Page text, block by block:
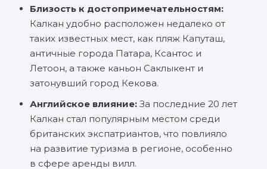
Близость к достопримечательностям:
Калкан удобно расположен недалеко от
таких известных мест, как пляж Капуташ,
античные города Патара, Ксантос и
Летоон, а также каньон Саклыкент и
затонувший город Кекова.
Английское влияние: За последние 20 лет
Калкан стал популярным местом среди
британских экспатриантов, что повлияло
на развитие туризма в регионе, особенно
в сфере аренды вилл.